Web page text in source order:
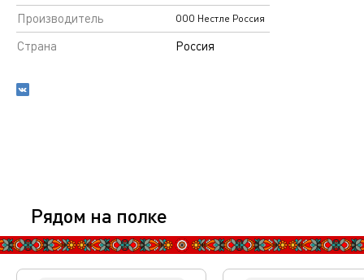
Производитель
ООО Нестле Россия
Страна Россия
Рядом на полке